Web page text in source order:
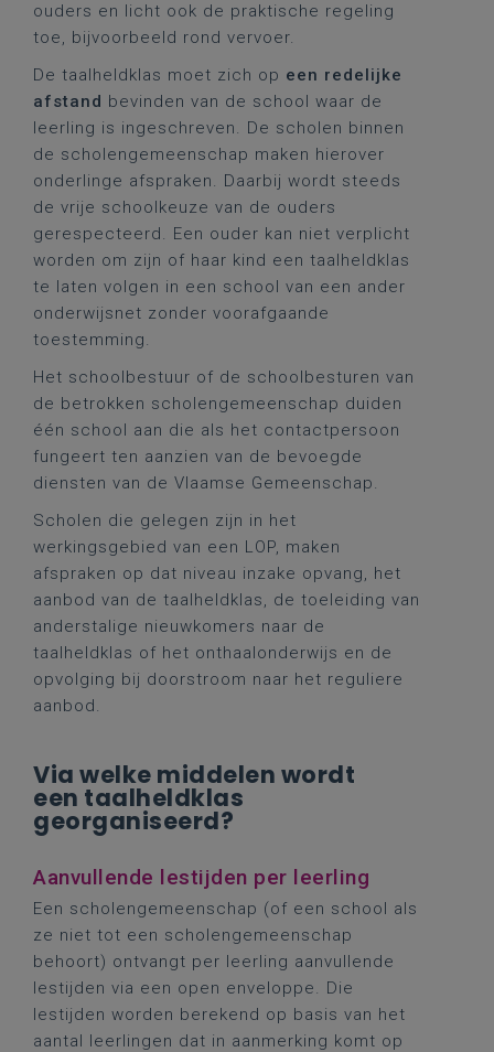
ouders en licht ook de praktische regeling
toe, bijvoorbeeld rond vervoer.
De taalheldklas moet zich op een redelijke
afstand bevinden van de school waar de
leerling is ingeschreven. De scholen binnen
de scholengemeenschap maken hierover
onderlinge afspraken. Daarbij wordt steeds
de vrije schoolkeuze van de ouders
gerespecteerd. Een ouder kan niet verplicht
worden om zijn of haar kind een taalheldklas
te laten volgen in een school van een ander
onderwijsnet zonder voorafgaande
toestemming.
Het schoolbestuur of de schoolbesturen van
de betrokken scholengemeenschap duiden
één school aan die als het contactpersoon
fungeert ten aanzien van de bevoegde
diensten van de Vlaamse Gemeenschap.
Scholen die gelegen zijn in het
werkingsgebied van een LOP, maken
afspraken op dat niveau inzake opvang, het
aanbod van de taalheldklas, de toeleiding van
anderstalige nieuwkomers naar de
taalheldklas of het onthaalonderwijs en de
opvolging bij doorstroom naar het reguliere
aanbod.
Via welke middelen wordt
een taalheldklas
georganiseerd?
Aanvullende lestijden per leerling
Een scholengemeenschap (of een school als
ze niet tot een scholengemeenschap
behoort) ontvangt per leerling aanvullende
lestijden via een open enveloppe. Die
lestijden worden berekend op basis van het
aantal leerlingen dat in aanmerking komt op